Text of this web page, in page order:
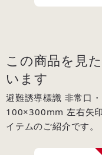
この商品を見
います
避難誘導標識 非常口
100×300mm 左右矢
イテムのご紹介です。